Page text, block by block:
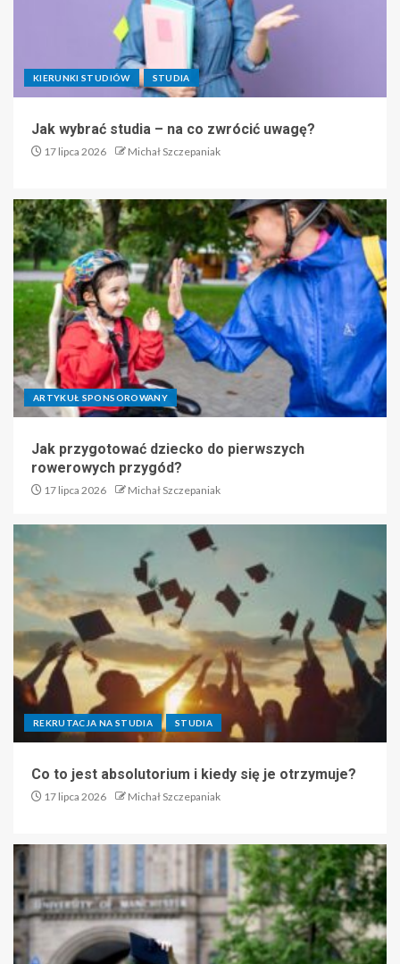
KIERUNKI STUDIÓW STUDIA
Jak wybrać studia – na co zwrócić uwagę?
17 lipca 2026 Michał Szczepaniak
ARTYKUŁ SPONSOROWANY
Jak przygotować dziecko do pierwszych
rowerowych przygód?
17 lipca 2026 Michał Szczepaniak
REKRUTACJA NA STUDIA STUDIA
Co to jest absolutorium i kiedy się je otrzymuje?
17 lipca 2026 Michał Szczepaniak